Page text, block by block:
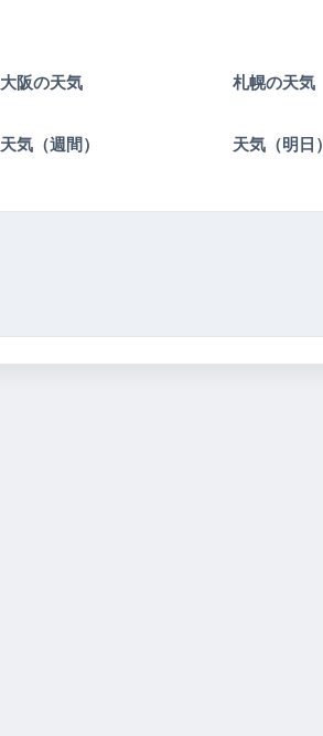
大阪の天気 札幌の天気
天気（週間） 天気（明日）